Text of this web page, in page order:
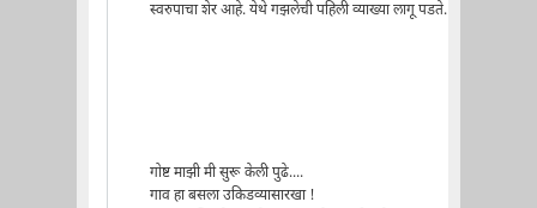
स्वरुपाचा शेर आहे. येथे गझलेची पहिली व्याख्या लागू पडते.
गोष्ट माझी मी सुरू केली पुढे....
गाव हा बसला उकिडव्यासारखा !